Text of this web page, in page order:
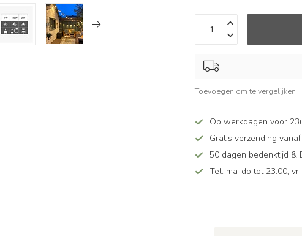
Toevoegen om te vergelijken
Op werkdagen voor
Gratis verzending
50 dagen bedenktijd &
Tel: ma-do tot 23.00,